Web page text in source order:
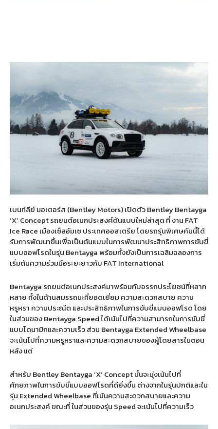
เบนท์ลีย์ มอเตอร์ส (Bentley Motors) เปิดตัวBentley Bentayga
‘X’ Conceptรถยนต์อเนกประสงค์ต้นแบบใหม่ล่าสุด ที่ งาน FAT
Ice Race เมืองเซ็ลอัมเซ ประเทศออสเตรีย โดยรถรุ่นพิเศษคันนี้ได้
รับการพัฒนาขึ้นเพื่อเป็นต้นแบบในการพัฒนาประสิทธิภาพการขับขี่
แบบออฟโรดในรุ่น Bentaygaพร้อมทั้งยังเป็นการเฉลิมฉลองการ
เริ่มต้นความร่วมมือระยะยาวกับ FAT International
Bentayga รถยนต์อเนกประสงค์มาพร้อมกับอรรถประโยชน์ที่หลาก
หลาย ทั้งในด้านสมรรถนะที่ยอดเยี่ยม ความสะดวกสบาย ความ
หรูหรา ความประณีต และประสิทธิภาพในการขับขี่แบบออฟโรด โดย
ในส่วนของBentayga Speedได้เน้นไปที่ความสามารถในการขับขี่
แบบไดนามิกและความเร็ว ส่วน Bentayga Extended Wheelbase
จะเน้นไปที่ความหรูหราและความสะดวกสบายของผู้โดยสารในตอน
หลัง แต่
สำหรับ Bentley Bentayga ‘X’ Conceptนั้นจะมุ่งเน้นไปที่
ศักยภาพในการขับขี่แบบออฟโรดที่ดียิ่งขึ้น ต่างจากในรุ่นปกติและใน
รุ่น Extended Wheelbase ที่เน้นความสะดวกสบายและความ
อเนกประสงค์ ขณะที่ ในส่วนของรุ่น Speedจะเน้นไปที่ความเร็ว